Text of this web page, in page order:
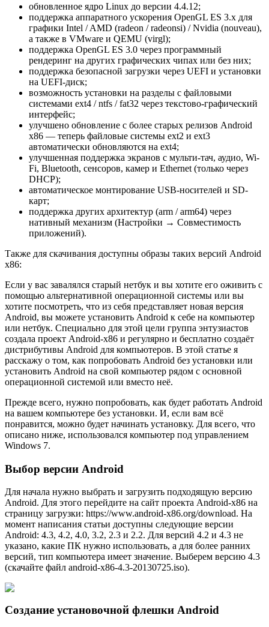
обновленное ядро Linux до версии 4.4.12;
поддержка аппаратного ускорения OpenGL ES 3.x для
графики Intel / AMD (radeon / radeonsi) / Nvidia (nouveau),
а также в VMware и QEMU (virgl);
поддержка OpenGL ES 3.0 через программный
рендеринг на других графических чипах или без них;
поддержка безопасной загрузки через UEFI и установки
на UEFI-диск;
возможность установки на разделы с файловыми
системами ext4 / ntfs / fat32 через текстово-графический
интерфейс;
улучшено обновление с более старых релизов Android
x86 — теперь файловые системы ext2 и ext3
автоматически обновляются на ext4;
улучшенная поддержка экранов с мульти-тач, аудио, Wi-
Fi, Bluetooth, сенсоров, камер и Ethernet (только через
DHCP);
автоматическое монтирование USB-носителей и SD-
карт;
поддержка других архитектур (arm / arm64) через
нативный механизм (Настройки → Совместимость
приложений).
Также для скачивания доступны образы таких версий Android
x86:
Если у вас завалялся старый нетбук и вы хотите его оживить c
помощью альтернативной операционной системы или вы
хотите посмотреть, что из себя представляет новая версия
Android, вы можете установить Android к себе на компьютер
или нетбук. Специально для этой цели группа энтузиастов
создала проект Android-x86 и регулярно и бесплатно создаёт
дистрибутивы Android для компьютеров. В этой статье я
расскажу о том, как попробовать Android без установки или
установить Android на свой компьютер рядом с основной
операционной системой или вместо неё.
Прежде всего, нужно попробовать, как будет работать Android
на вашем компьютере без установки. И, если вам всё
понравится, можно будет начинать установку. Для всего, что
описано ниже, использовался компьютер под управлением
Windows 7.
Выбор версии Android
Для начала нужно выбрать и загрузить подходящую версию
Android. Для этого перейдите на сайт проекта Android-x86 на
страницу загрузки: https://www.android-x86.org/download. На
момент написания статьи доступны следующие версии
Android: 4.3, 4.2, 4.0, 3.2, 2.3 и 2.2. Для версий 4.2 и 4.3 не
указано, какие ПК нужно использовать, а для более ранних
версий, тип компьютера имеет значение. Выберем версию 4.3
(скачайте файл android-x86-4.3-20130725.iso).
Создание установочной флешки Android